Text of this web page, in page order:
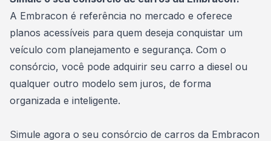
A Embracon é referência no mercado e oferece
planos acessíveis para quem deseja conquistar um
veículo com planejamento e segurança. Com o
consórcio, você pode adquirir seu carro a diesel ou
qualquer outro modelo sem juros, de forma
organizada e inteligente.
Simule agora o seu consórcio de carros da Embracon